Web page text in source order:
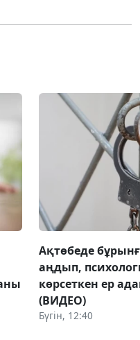
Ақтөбеде
аңдып,
көрсеткен ер
(ВИДЕО)
Бүгін, 12:40